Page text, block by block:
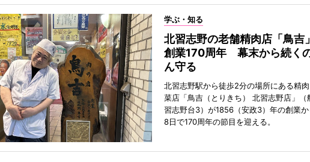
学ぶ・知る
北習志野の老舗精肉店「鳥吉
創業170周年 幕末から続く
ん守る
北習志野駅から徒歩2分の場所にある精
菜店「鳥吉（とりきち） 北習志野店」（
習志野台3）が1856（安政3）年の創業か
8日で170周年の節目を迎える。